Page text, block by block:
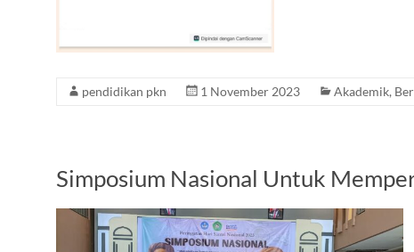
pendidikan pkn 1 November 2023 Akademik,
Simposium Nasional Untuk